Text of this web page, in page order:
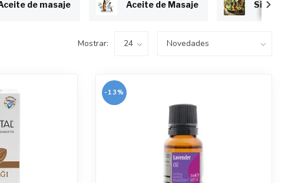
de masaje Aceite de Masaje
Mostrar:
-13%